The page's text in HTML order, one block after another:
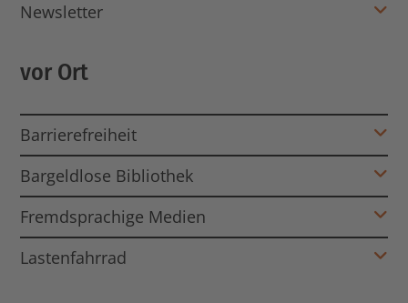
Newsletter
vor Ort
Barrierefreiheit
Bargeldlose Bibliothek
Fremdsprachige Medien
Lastenfahrrad